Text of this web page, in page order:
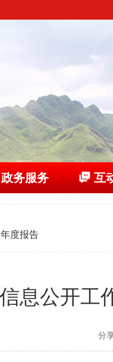
政务服务 互
度报告
息公开工
分